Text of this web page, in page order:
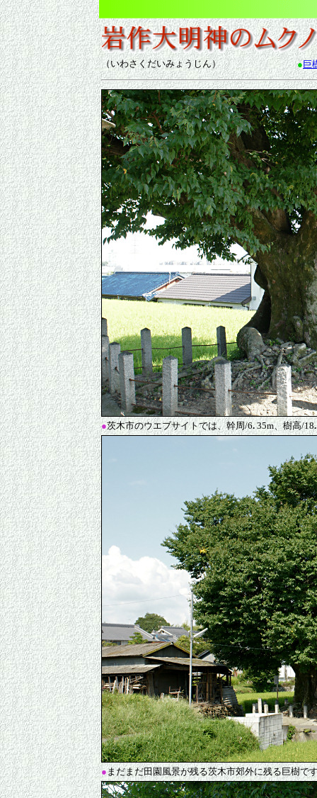
（いわさくだいみょうじん） ●巨
●茨木市のウエブサイトでは、幹周/6.35m、樹高/18.
●まだまだ田園風景が残る茨木市郊外に残る巨樹で